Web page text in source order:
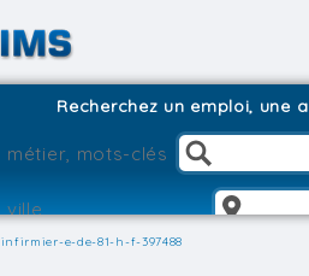
Recherchez un emploi, une
infirmier-e-de-81-h-f-397488